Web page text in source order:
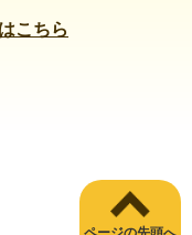
こちら